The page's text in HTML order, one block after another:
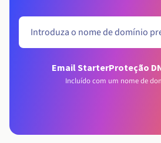
Email StarterProteção
Incluído com um nome de